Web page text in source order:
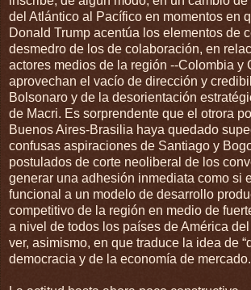
del Atlántico al Pacífico en momentos en
Donald Trump acentúa los elementos de
desmedro de los de colaboración, en
actores medios de la región --Colombia y
aprovechan el vacío de dirección y
Bolsonaro y de la desorientación
de Macri. Es sorprendente que el otrora
Buenos Aires-Brasilia haya quedado
confusas aspiraciones de Santiago y
postulados de corte neoliberal de los
generar una adhesión inmediata como si
funcional a un modelo de desarrollo
competitivo de la región en medio de
a nivel de todos los países de América
ver, asimismo, en que traduce la idea de
democracia y de la economía de mercado.